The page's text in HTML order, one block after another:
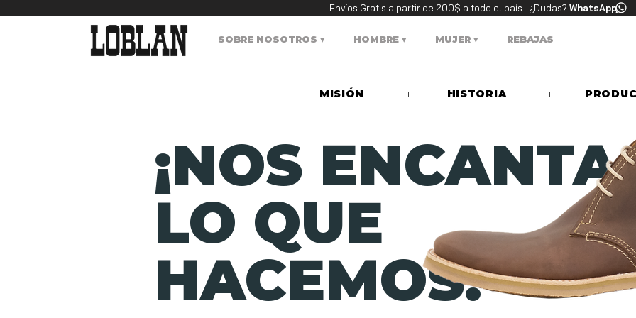
Envíos Gratis a partir de 200$ a todo el país. ¿Dudas? WhatsApp
SOBRE NOSOT‍ROS ▾‍‍‍‍‍‍ HOMBRE ▾ MUJER ▾ REBAJAS
MISIÓN HISTORIA
¡NOS ENCANTA
LO QUE
HACEMOS!